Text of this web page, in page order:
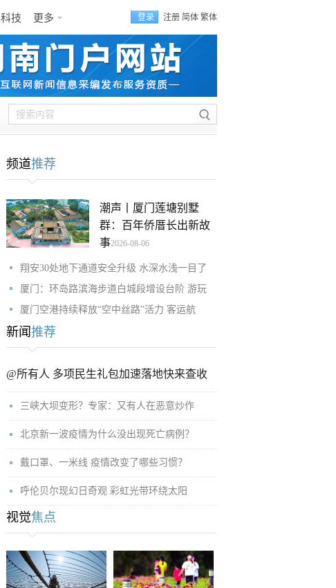
科技 更多 登录 注册 简体 繁体
频道推荐
潮声丨厦门莲塘别墅
群：百年侨厝长出新故
事2026-08-06
翔安30处地下通道安全升级 水深水浅一目了
厦门：环岛路滨海步道白城段增设台阶 游玩
厦门空港持续释放“空中丝路”活力 客运航
新闻 推荐
@所有人 多项民生礼包加速落地快来查收
三峡大坝变形？专家：又有人在恶意炒作
北京新一波疫情为什么没出现死亡病例？
戴口罩、一米线 疫情改变了哪些习惯？
呼伦贝尔现幻日奇观 彩虹光带环绕太阳
视觉焦点